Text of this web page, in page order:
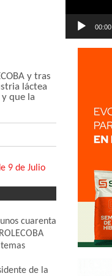
y tras
láctea
que la
cuarenta
de la
00:00